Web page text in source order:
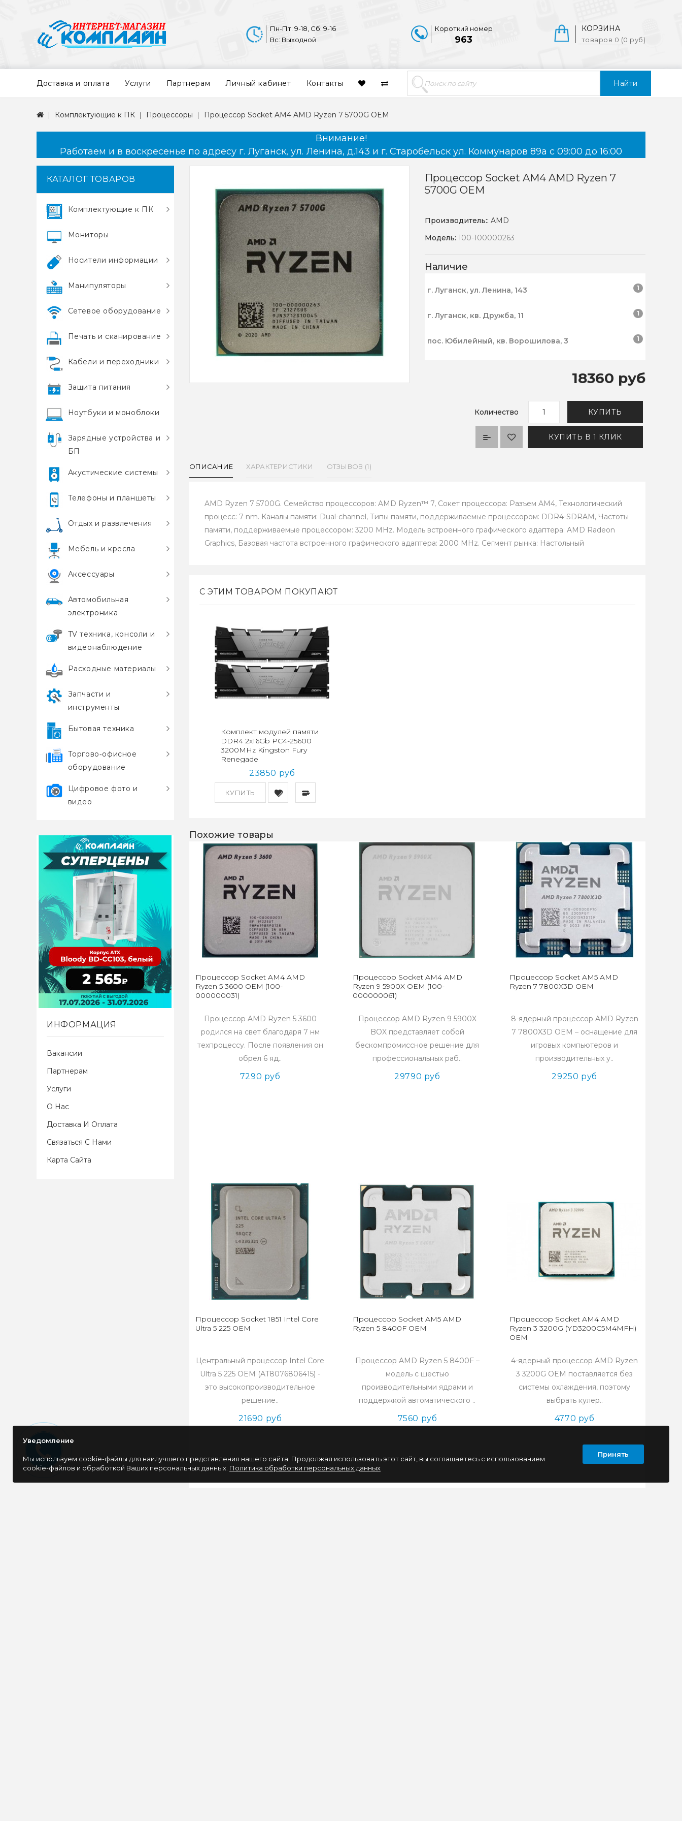
Найти
КОРЗИНА
товаров 0 (0 руб)
Короткий номер
963
Пн-Пт: 9-18, Сб: 9-16
Вс: Выходной
Доставка и оплата Услуги Партнерам Личный кабинет Контакты
Комплектующие к ПК Процессоры Процессор Socket AM4 AMD Ryzen 7 5700G OEM
Внимание!
Работаем и в воскресенье по адресу г. Луганск, ул. Ленина, д.143 и г. Старобельск ул. Коммунаров 89а с 09:00 до 16:00
КАТАЛОГ ТОВАРОВ
Комплектующие к ПК
Мониторы
Носители информации
Манипуляторы
Сетевое оборудование
Печать и сканирование
Кабели и переходники
Защита питания
Ноутбуки и моноблоки
Зарядные устройства и
БП
Акустические системы
Телефоны и планшеты
Отдых и развлечения
Мебель и кресла
Аксессуары
Автомобильная
электроника
TV техника, консоли и
видеонаблюдение
Расходные материалы
Запчасти и
инструменты
Бытовая техника
Торгово‑офисное
оборудование
Цифровое фото и
видео
ИНФОРМАЦИЯ
Вакансии
Партнерам
Услуги
О Нас
Доставка И Оплата
Связаться С Нами
Карта Сайта
Процессор Socket AM4 AMD Ryzen 7
5700G OEM
Производитель::AMD
Модель:100-100000263
Наличие
г. Луганск, ул. Ленина, 143 1
г. Луганск, кв. Дружба, 11 1
пос. Юбилейный, кв. Ворошилова, 3 1
18360 руб
Количество КУПИТЬ
КУПИТЬ В 1 КЛИК
ОПИСАНИЕ ХАРАКТЕРИСТИКИ ОТЗЫВОВ (1)
AMD Ryzen 7 5700G. Семейство процессоров: AMD Ryzen™ 7, Сокет процессора: Разъем AM4, Технологический
процесс: 7 nm. Каналы памяти: Dual-channel, Типы памяти, поддерживаемые процессором: DDR4-SDRAM, Частоты
памяти, поддерживаемые процессором: 3200 MHz. Модель встроенного графического адаптера: AMD Radeon
Graphics, Базовая частота встроенного графического адаптера: 2000 MHz. Сегмент рынка: Настольный
С ЭТИМ ТОВАРОМ ПОКУПАЮТ
КУПИТЬ
Комплект модулей памяти
DDR4 2x16Gb PC4-25600
3200MHz Kingston Fury
Renegade
(KF432C16RB12K2/32)
23850 руб
Похожие товары
Процессор Socket AM4 AMD
Ryzen 5 3600 OEM (100-
000000031)
Процессор AMD Ryzen 5 3600
родился на свет благодаря 7 нм
техпроцессу. После появления он
обрел 6 яд..
7290 руб
Процессор Socket AM4 AMD
Ryzen 9 5900X OEM (100-
000000061)
Процессор AMD Ryzen 9 5900X
BOX представляет собой
бескомпромиссное решение для
профессиональных раб..
29790 руб
Процессор Socket AM5 AMD
Ryzen 7 7800X3D OEM
8-ядерный процессор AMD Ryzen
7 7800X3D OEM – оснащение для
игровых компьютеров и
производительных у..
29250 руб
Процессор Socket 1851 Intel Core
Ultra 5 225 OEM
Центральный процессор Intel Core
Ultra 5 225 OEM (AT8076806415) -
это высокопроизводительное
решение..
21690 руб
Процессор Socket AM5 AMD
Ryzen 5 8400F OEM
Процессор AMD Ryzen 5 8400F –
модель с шестью
производительными ядрами и
поддержкой автоматического ..
7560 руб
Процессор Socket AM4 AMD
Ryzen 3 3200G (YD3200C5M4MFH)
OEM
4-ядерный процессор AMD Ryzen
3 3200G OEM поставляется без
системы охлаждения, поэтому
выбрать кулер..
4770 руб
Уведомление
Мы используем cookie-файлы для наилучшего представления нашего сайта. Продолжая использовать этот сайт, вы соглашаетесь с использованием
cookie-файлов и обработкой Ваших персональных данных. Политика обработки персональных данных
Принять